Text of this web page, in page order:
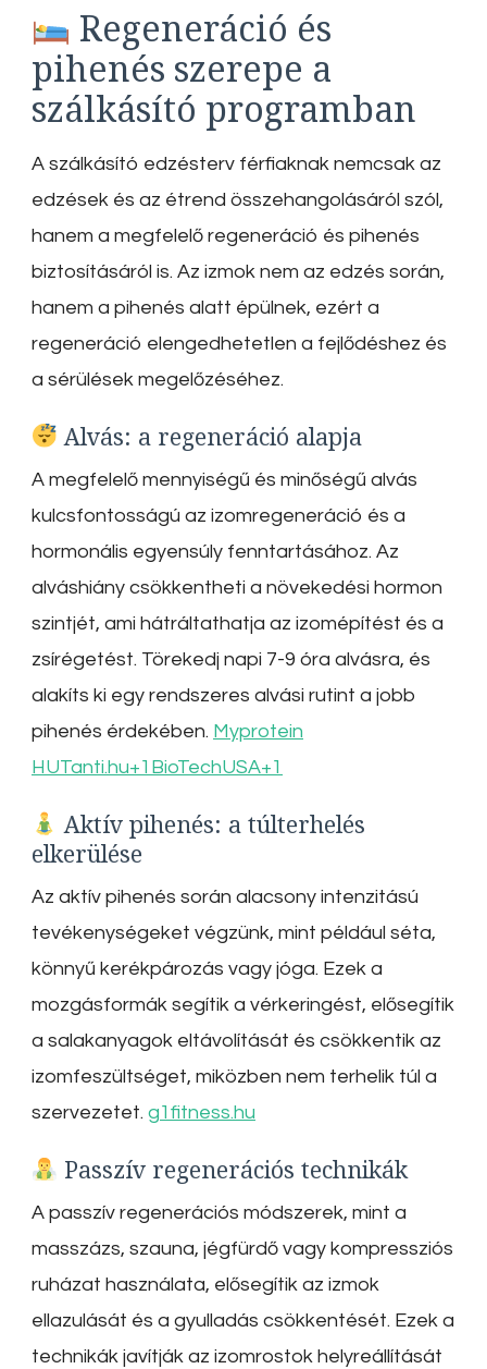
Regeneráció és
pihenés szerepe a
szálkásító programban
A szálkásító edzésterv férfiaknak nemcsak az
edzések és az étrend összehangolásáról szól,
hanem a megfelelő regeneráció és pihenés
biztosításáról is. Az izmok nem az edzés során,
hanem a pihenés alatt épülnek, ezért a
regeneráció elengedhetetlen a fejlődéshez és
a sérülések megelőzéséhez.
Alvás: a regeneráció alapja
A megfelelő mennyiségű és minőségű alvás
kulcsfontosságú az izomregeneráció és a
hormonális egyensúly fenntartásához. Az
alváshiány csökkentheti a növekedési hormon
szintjét, ami hátráltathatja az izomépítést és a
zsírégetést. Törekedj napi 7-9 óra alvásra, és
alakíts ki egy rendszeres alvási rutint a jobb
pihenés érdekében. Myprotein
HUTanti.hu+1 BioTechUSA+1
Aktív pihenés: a túlterhelés
elkerülése
Az aktív pihenés során alacsony intenzitású
tevékenységeket végzünk, mint például séta,
könnyű kerékpározás vagy jóga. Ezek a
mozgásformák segítik a vérkeringést, elősegítik
a salakanyagok eltávolítását és csökkentik az
izomfeszültséget, miközben nem terhelik túl a
szervezetet. g1fitness.hu
Passzív regenerációs technikák
A passzív regenerációs módszerek, mint a
masszázs, szauna, jégfürdő vagy kompressziós
ruházat használata, elősegítik az izmok
ellazulását és a gyulladás csökkentését. Ezek a
technikák javítják az izomrostok helyreállítását